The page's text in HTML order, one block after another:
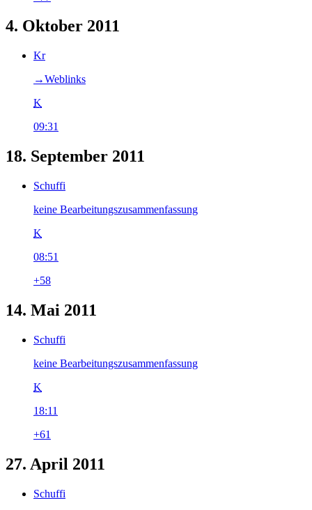
4. Oktober 2011
Kr
→‎Weblinks
K
09:31
18. September 2011
Schuffi
keine Bearbeitungszusammenfassung
K
08:51
+58
14. Mai 2011
Schuffi
keine Bearbeitungszusammenfassung
K
18:11
+61
27. April 2011
Schuffi